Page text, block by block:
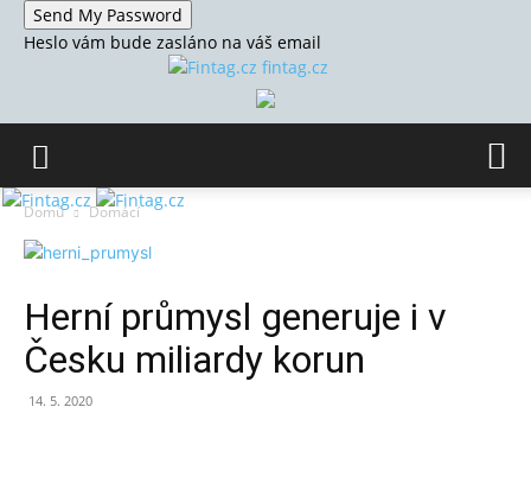
Heslo vám bude zasláno na váš email
fintag.cz
Domů Domácí
Herní průmysl generuje i v
Česku miliardy korun
14. 5. 2020